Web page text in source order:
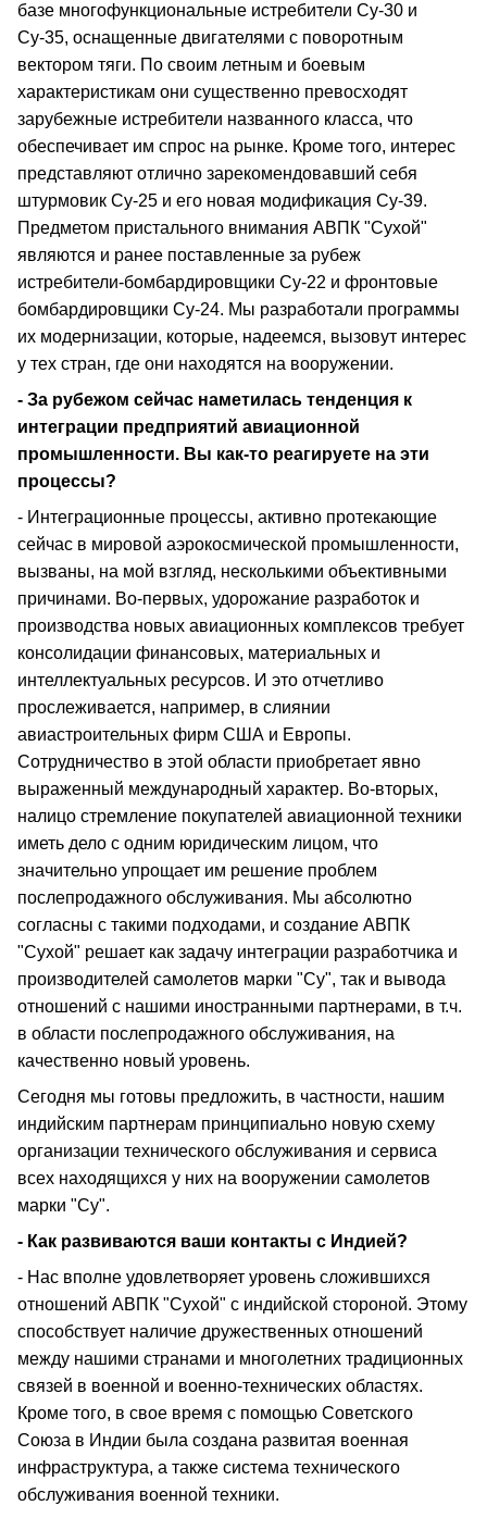
базе многофункциональные истребители Су-30 и
Су-35, оснащенные двигателями с поворотным
вектором тяги. По своим летным и боевым
характеристикам они существенно превосходят
зарубежные истребители названного класса, что
обеспечивает им спрос на рынке. Кроме того, интерес
представляют отлично зарекомендовавший себя
штурмовик Су-25 и его новая модификация Су-39.
Предметом пристального внимания АВПК "Сухой"
являются и ранее поставленные за рубеж
истребители-бомбардировщики Су-22 и фронтовые
бомбардировщики Су-24. Мы разработали программы
их модернизации, которые, надеемся, вызовут интерес
у тех стран, где они находятся на вооружении.
- За рубежом сейчас наметилась тенденция к
интеграции предприятий авиационной
промышленности. Вы как-то реагируете на эти
процессы?
- Интеграционные процессы, активно протекающие
сейчас в мировой аэрокосмической промышленности,
вызваны, на мой взгляд, несколькими объективными
причинами. Во-первых, удорожание разработок и
производства новых авиационных комплексов требует
консолидации финансовых, материальных и
интеллектуальных ресурсов. И это отчетливо
прослеживается, например, в слиянии
авиастроительных фирм США и Европы.
Сотрудничество в этой области приобретает явно
выраженный международный характер. Во-вторых,
налицо стремление покупателей авиационной техники
иметь дело с одним юридическим лицом, что
значительно упрощает им решение проблем
послепродажного обслуживания. Мы абсолютно
согласны с такими подходами, и создание АВПК
"Сухой" решает как задачу интеграции разработчика и
производителей самолетов марки "Су", так и вывода
отношений с нашими иностранными партнерами, в т.ч.
в области послепродажного обслуживания, на
качественно новый уровень.
Сегодня мы готовы предложить, в частности, нашим
индийским партнерам принципиально новую схему
организации технического обслуживания и сервиса
всех находящихся у них на вооружении самолетов
марки "Су".
- Как развиваются ваши контакты с Индией?
- Нас вполне удовлетворяет уровень сложившихся
отношений АВПК "Сухой" с индийской стороной. Этому
способствует наличие дружественных отношений
между нашими странами и многолетних традиционных
связей в военной и военно-технических областях.
Кроме того, в свое время с помощью Советского
Союза в Индии была создана развитая военная
инфраструктура, а также система технического
обслуживания военной техники.